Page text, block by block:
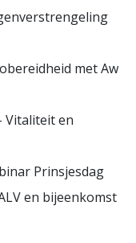
met Aw
Vitaliteit en
Prinsjesdag
en bijeenkomst